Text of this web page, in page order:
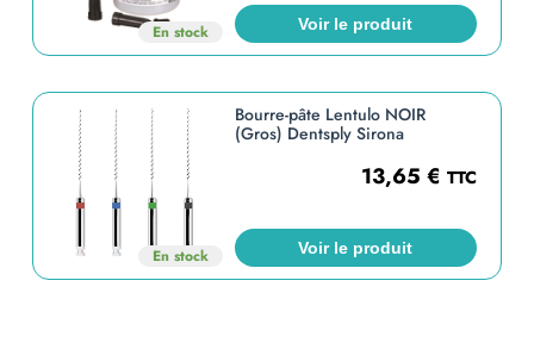
En stock Voir le produit
En stock
Bourre-pâte Lentulo NOIR
(Gros) Dentsply Sirona
13,65€ TTC
Voir le produit